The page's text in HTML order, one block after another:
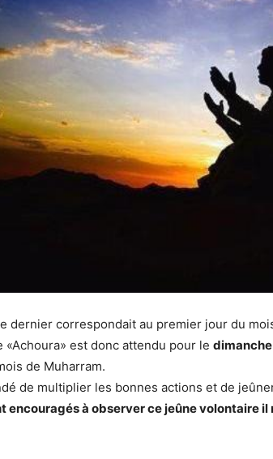
dernier correspondait au premier jour du
«Achoura» est donc attendu pour le
de Muharram.
de multiplier les bonnes actions et de
encouragés à observer ce jeûne volontaire